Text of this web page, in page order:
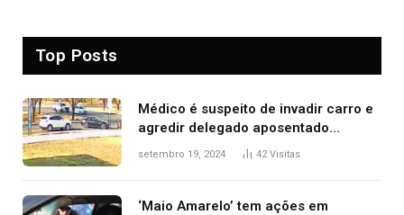
Top Posts
Médico é suspeito de invadir carro e
agredir delegado aposentado
durante confusão no trânsito
setembro 19, 2024 42Visitas
‘Maio Amarelo’ tem ações em